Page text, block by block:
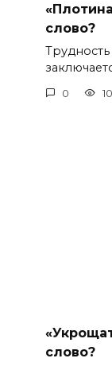
слово?
0
слово?